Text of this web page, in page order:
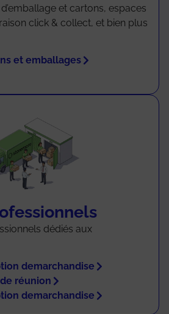
et cartons, espaces
click & collect, et bien plus
et emballages
dédiés aux
demarchandise
réunion
demarchandise